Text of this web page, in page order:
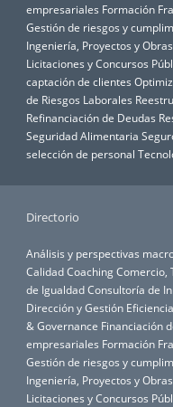
empresariales Formación
Gestión de riesgos y
Ingeniería, Proyectos y Obras
Licitaciones y Concursos
captación de clientes
de Riesgos Laborales
Refinanciación de Deudas
Seguridad Alimentaria
selección de personal
Directorio
Análisis y perspectivas
CalidadCoachingComercio,
de IgualdadConsultoría de
Dirección y Gestión
& Governance Financiación
empresariales Formación
Gestión de riesgos y
Ingeniería, Proyectos y Obras
Licitaciones y Concursos